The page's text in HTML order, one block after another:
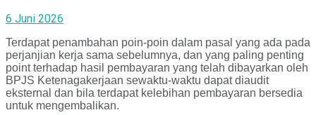
6 Juni 2026
Terdapat penambahan poin-poin dalam pasal yang ada pada
perjanjian kerja sama sebelumnya, dan yang paling penting
point terhadap hasil pembayaran yang telah dibayarkan oleh
BPJS Ketenagakerjaan sewaktu-waktu dapat diaudit
eksternal dan bila terdapat kelebihan pembayaran bersedia
untuk mengembalikan.